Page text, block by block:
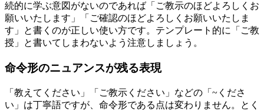
続的に学ぶ意図がないのであれば「ご教示のほどよろしくお
願いいたします」「ご確認のほどよろしくお願いいたしま
す」と書くのが正しい使い方です。テンプレート的に「ご教
授」と書いてしまわないよう注意しましょう。
命令形のニュアンスが残る表現
「教えてください」「ご教示ください」などの「~くださ
い」は丁寧語ですが、命令形である点は変わりません。とく